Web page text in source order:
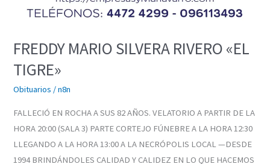
FREDDY MARIO SILVERA RIVERO «EL
TIGRE»
Obituarios /n8n
FALLECIÓ EN ROCHA A SUS 82 AÑOS. VELATORIO A PARTIR DE LA
HORA 20:00 (SALA 3) PARTE CORTEJO FÚNEBRE A LA HORA 12:30
LLEGANDO A LA HORA 13:00 A LA NECRÓPOLIS LOCAL —DESDE
1994 BRINDÁNDOLES CALIDAD Y CALIDEZ EN LO QUE HACEMOS